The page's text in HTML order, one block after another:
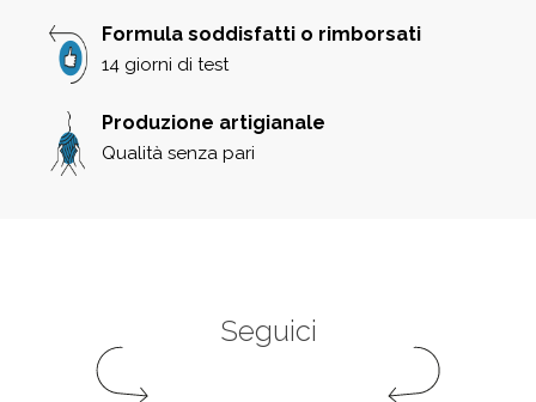
Formula soddisfatti o rimborsati
14 giorni di test
Produzione artigianale
Qualità senza pari
Seguici